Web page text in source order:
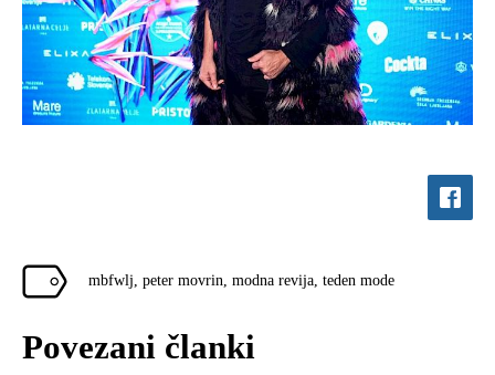
mbfwlj, peter movrin, modna revija, teden mode
Povezani članki